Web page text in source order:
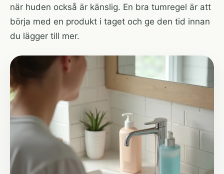
när huden också är känslig. En bra tumregel är att
börja med en produkt i taget och ge den tid innan
du lägger till mer.